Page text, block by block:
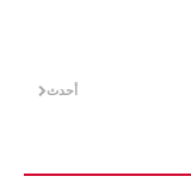
أحدث